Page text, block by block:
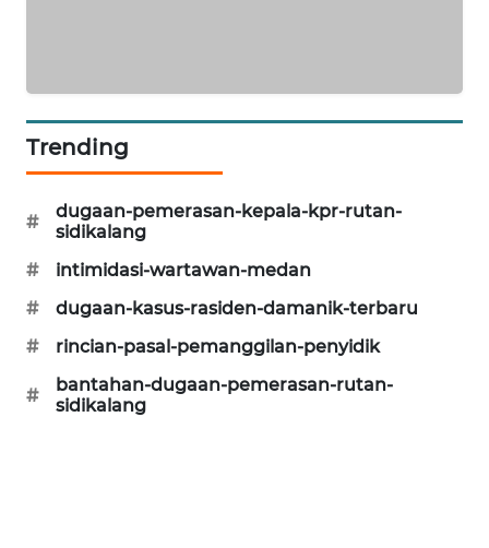
Trending
#
dugaan-pemerasan-kepala-kpr-rutan-
sidikalang
#
intimidasi-wartawan-medan
#
dugaan-kasus-rasiden-damanik-terbaru
#
rincian-pasal-pemanggilan-penyidik
#
bantahan-dugaan-pemerasan-rutan-
sidikalang
NEWS
ANUGERAH
NEWS
ID
PERAPKI
NEWS